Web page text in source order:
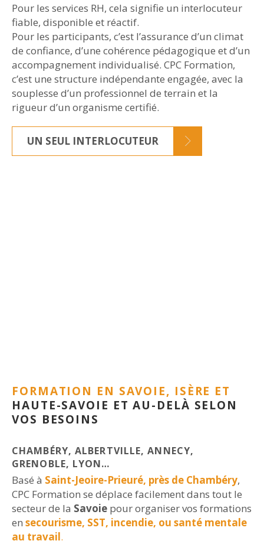
Pour les services RH, cela signifie un interlocuteur
fiable, disponible et réactif.
Pour les participants, c’est l’assurance d’un climat
de confiance, d’une cohérence pédagogique et d’un
accompagnement individualisé. CPC Formation,
c’est une structure indépendante engagée, avec la
souplesse d’un professionnel de terrain et la
rigueur d’un organisme certifié.
UN SEUL INTERLOCUTEUR
FORMATION EN SAVOIE, ISÈRE ET
HAUTE-SAVOIE ET AU-DELÀ SELON
VOS BESOINS
CHAMBÉRY, ALBERTVILLE, ANNECY,
GRENOBLE, LYON…
Basé à Saint-Jeoire-Prieuré, près de Chambéry,
CPC Formation se déplace facilement dans tout le
secteur de la Savoie pour organiser vos formations
en secourisme, SST, incendie, ou santé mentale
au travail.